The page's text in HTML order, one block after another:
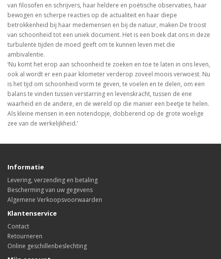
van filosofen en schrijvers, haar heldere en poëtische observaties, haar
bewogen en scherpe reacties op de actualiteit en haar diepe
betrokkenheid bij haar medemensen en bij de natuur, maken De troost
van schoonheid tot een uniek document. Het is een boek dat ons in deze
turbulente tijden de moed geeft om te kunnen leven met die
ambivalentie.
‘Nu komt het erop aan schoonheid te zoeken en toe te laten in ons leven,
ook al wordt er een paar kilometer verderop zoveel moois verwoest. Nu
is het tijd om schoonheid vorm te geven, te voelen en te delen, om een
balans te vinden tussen verstarring en levenskracht, tussen de ene
waarheid en de andere, en de wereld op die manier een beetje te helen.
Als kleine mensen in een notendopje, dobberend op de grote woelige
zee van de werkelijkheid.’
Informatie
Levering, verzending en betaling
Bescherming van uw gegevens
Algemene Verkoopsvoorwaarden
Klantenservice
Contact
Retourneren
Online geschillenbeslechting